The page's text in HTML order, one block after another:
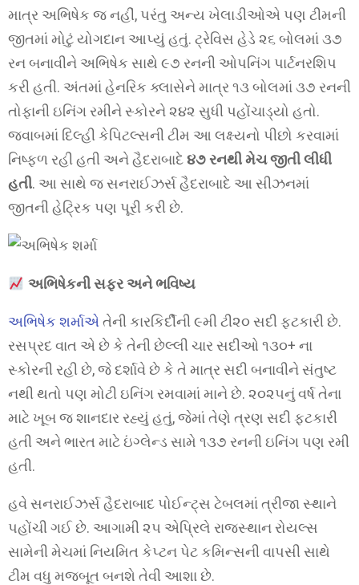
માત્ર અભિષેક જ નહીં, પરંતુ અન્ય ખેલાડીઓએ પણ ટીમની
જીતમાં મોટું યોગદાન આપ્યું હતું. ટ્રેવિસ હેડે ૨૬ બોલમાં ૩૭
રન બનાવીને અભિષેક સાથે ૯૭ રનની ઓપનિંગ પાર્ટનરશિપ
કરી હતી. અંતમાં હેનરિક ક્લાસેને માત્ર ૧૩ બોલમાં ૩૭ રનની
તોફાની ઇનિંગ રમીને સ્કોરને ૨૪૨ સુધી પહોંચાડ્યો હતો.
જવાબમાં દિલ્હી કેપિટલ્સની ટીમ આ લક્ષ્યનો પીછો કરવામાં
નિષ્ફળ રહી હતી અને હૈદરાબાદે૪૭ રનથી મેચ જીતી લીધી
હતી. આ સાથે જ સનરાઈઝર્સ હૈદરાબાદે આ સીઝનમાં
જીતની હેટ્રિક પણ પૂરી કરી છે.
અભિષેકની સફર અને ભવિષ્ય
અભિષેક શર્માએતેની કારકિર્દીની ૯મી ટી૨૦ સદી ફટકારી છે.
રસપ્રદ વાત એ છે કે તેની છેલ્લી ચાર સદીઓ ૧૩૦+ ના
સ્કોરની રહી છે, જે દર્શાવે છે કે તે માત્ર સદી બનાવીને સંતુષ્ટ
નથી થતો પણ મોટી ઇનિંગ રમવામાં માને છે. ૨૦૨૫નું વર્ષ તેના
માટે ખૂબ જ શાનદાર રહ્યું હતું, જેમાં તેણે ત્રણ સદી ફટકારી
હતી અને ભારત માટે ઇંગ્લેન્ડ સામે ૧૩૭ રનની ઇનિંગ પણ રમી
હતી.
હવે સનરાઈઝર્સ હૈદરાબાદ પોઈન્ટ્સ ટેબલમાં ત્રીજા સ્થાને
પહોંચી ગઈ છે. આગામી ૨૫ એપ્રિલે રાજસ્થાન રોયલ્સ
સામેની મેચમાં નિયમિત કેપ્ટન પેટ કમિન્સની વાપસી સાથે
ટીમ વધુ મજબૂત બનશે તેવી આશા છે.